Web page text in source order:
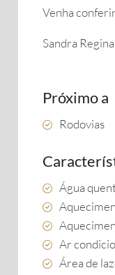
Venha
Sandra
Próximo a
Rodovias
Água
Ar
Área de